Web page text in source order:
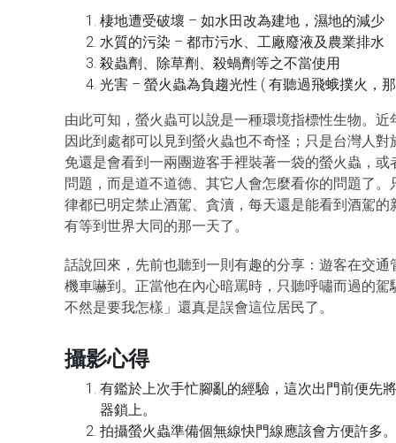
棲地遭受破壞 – 如水田改為建地，濕地的減少
水質的污染 – 都市污水、工廠廢液及農業排水
殺蟲劑、除草劑、殺蝸劑等之不當使用
光害 – 螢火蟲為負趨光性 ( 有聽過飛蛾撲火，
由此可知，螢火蟲可以說是一種環境指標性生物。
因此到處都可以見到螢火蟲也不奇怪；只是台灣人
免還是會看到一兩團遊客手裡裝著一袋的螢火蟲，
問題，而是道不道德、其它人會怎麼看你的問題了
律都已明定禁止酒駕、貪瀆，每天還是能看到酒駕
有等到世界大同的那一天了。
話說回來，先前也聽到一則有趣的分享：遊客在交
機車嚇到。正當他在內心暗罵時，只聽呼嘯而過的
不然是要我怎樣」還真是誤會這位居民了。
攝影心得
有鑑於上次手忙腳亂的經驗，這次出門前便先
器鎖上。
拍攝螢火蟲準備個無線快門線應該會方便許多